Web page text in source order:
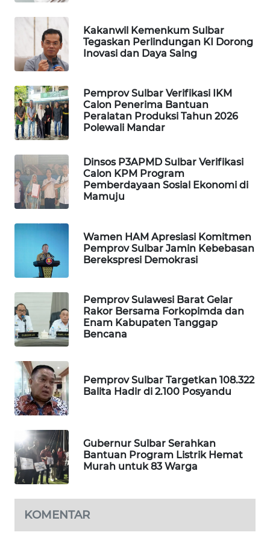
Kakanwil Kemenkum Sulbar
Tegaskan Perlindungan KI Dorong
Inovasi dan Daya Saing
Pemprov Sulbar Verifikasi IKM
Calon Penerima Bantuan
Peralatan Produksi Tahun 2026
Polewali Mandar
Dinsos P3APMD Sulbar Verifikasi
Calon KPM Program
Pemberdayaan Sosial Ekonomi di
Mamuju
Wamen HAM Apresiasi Komitmen
Pemprov Sulbar Jamin Kebebasan
Berekspresi Demokrasi
Pemprov Sulawesi Barat Gelar
Rakor Bersama Forkopimda dan
Enam Kabupaten Tanggap
Bencana
Pemprov Sulbar Targetkan 108.322
Balita Hadir di 2.100 Posyandu
Gubernur Sulbar Serahkan
Bantuan Program Listrik Hemat
Murah untuk 83 Warga
KOMENTAR
PORTAL
KONSUMEN
FORWAMKI
ALPERKLINAS
FORJASIDA
TAMBANG
NEWS
SITUNGIR
NEWS
SIDIKALANG
NEWS
SIBARAGAS
NEWS
METRO
SIANTAR
NEWS
METRO
MEDAN
NEWS
METRO
JAKARTA
NEWS
KRT
NEWS